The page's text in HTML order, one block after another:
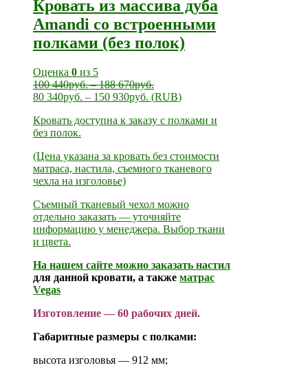
Кровать из массива дуба
Amandi со встроенными
полками (без полок)
Оценка 0 из 5
100 440руб.–188 670руб.
80 340руб. – 150 930руб. (RUB)
Кровать доступна к заказу с полками и
без полок.
(Цена указана за кровать без стоимости
матраса, настила, съемного тканевого
чехла на изголовье)
Съемный тканевый чехол можно
отдельно заказать — уточняйте
информацию у менеджера. Выбор ткани
и цвета.
На нашем сайте можно заказать настил
для данной кровати, а также матрас
Vegas
Изготовление — 60 рабочих дней.
Габаритные размеры с полками:
высота изголовья — 912 мм;